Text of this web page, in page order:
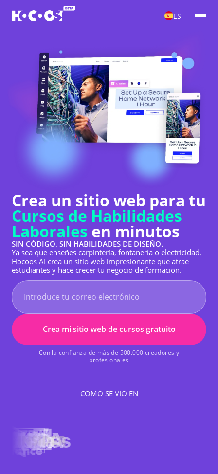
ES
Crea un sitio web para tu
Cursos de Habilidades
Laborales en minutos
SIN CÓDIGO, SIN HABILIDADES DE DISEÑO.
Ya sea que enseñes carpintería, fontanería o electricidad,
Hocoos AI crea un sitio web impresionante que atrae
estudiantes y hace crecer tu negocio de formación.
Crea mi sitio web de cursos gratuito
Con la confianza de más de 500.000 creadores y
profesionales
COMO SE VIO EN